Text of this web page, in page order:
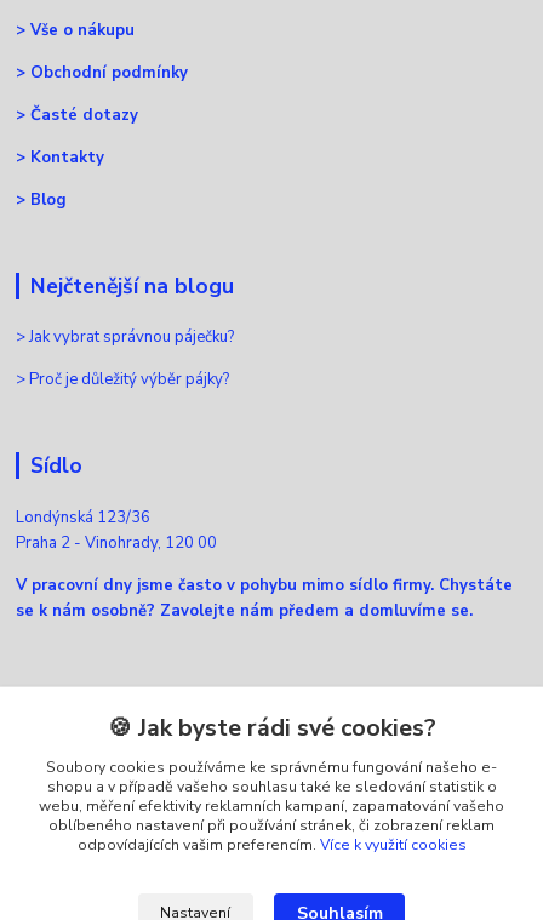
>Vše o nákupu
> Obchodní podmínky
>Časté dotazy
> Kontakty
> Blog
Nejčtenější na blogu
>Jak vybrat správnou páječku?
>Proč je důležitý výběr pájky?
Sídlo
Londýnská 123/36
Praha 2 - Vinohrady, 120 00
V pracovní dny jsme často v pohybu mimo sídlo firmy. Chystáte
se k nám osobně? Zavolejte nám předem a domluvíme se.
Kontakty
Zákaznická podpora Ellfox
+420 725 430 040
(Po-Pá, 8-16 hod.)
🍪 Jak byste rádi své cookies?
Soubory cookies používáme ke správnému fungování našeho e-
shopu a v případě vašeho souhlasu také ke sledování statistik o
webu, měření efektivity reklamních kampaní, zapamatování vašeho
oblíbeného nastavení při používání stránek, či zobrazení reklam
odpovídajících vašim preferencím. Více k využití cookies
Nastavení Souhlasím